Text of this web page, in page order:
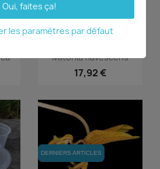

Miltonia flavescens
17,92 €
DERNIERS ARTICLES
DERNIERS ARTICLES
Oui, faites ça!
les paramètres par défaut